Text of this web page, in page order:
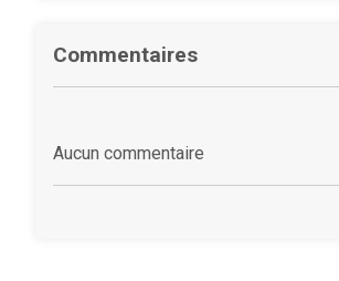
Commentaires
Aucun commentaire